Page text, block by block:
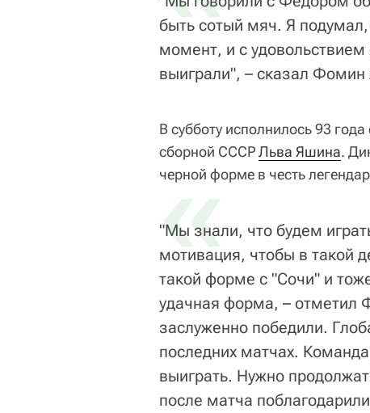
быть сотый мяч. Я
момент, и с
выиграли", – сказал Фомин
В субботу исполнилось 93
сборной СССРЛьва Яшина.
черной форме в честь
«
"Мы знали, что будем
мотивация, чтобы в такой
такой форме с "Сочи" и
удачная форма, – отметил
заслуженно победили.
последних матчах.
выиграть. Нужно
после матча